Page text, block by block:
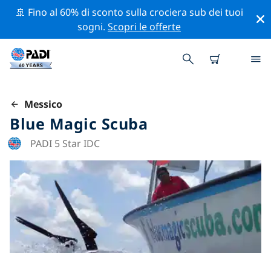
🚢 Fino al 60% di sconto sulla crociera sub dei tuoi
sogni.Scopri le offerte
Messico
Blue Magic Scuba
PADI 5 Star IDC